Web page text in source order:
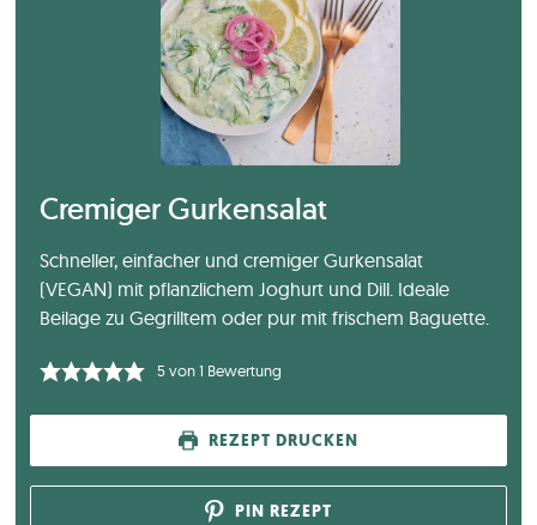
Cremiger Gurkensalat
Schneller, einfacher und cremiger Gurkensalat
(VEGAN) mit pflanzlichem Joghurt und Dill. Ideale
Beilage zu Gegrilltem oder pur mit frischem Baguette.
5von 1 Bewertung
REZEPT DRUCKEN
PIN REZEPT